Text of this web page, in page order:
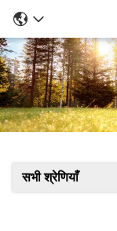
सभी श्रेणियाँ